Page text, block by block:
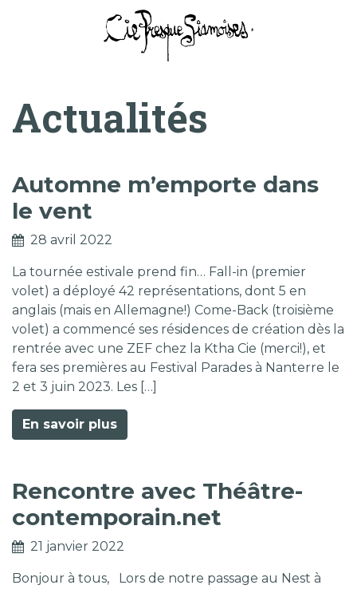
Actualités
Automne m’emporte dans
le vent
28 avril 2022
La tournée estivale prend fin… Fall-in (premier
volet) a déployé 42 représentations, dont 5 en
anglais (mais en Allemagne!) Come-Back (troisième
volet) a commencé ses résidences de création dès la
rentrée avec une ZEF chez la Ktha Cie (merci!), et
fera ses premières au Festival Parades à Nanterre le
2 et 3 juin 2023. Les […]
En savoir plus
Rencontre avec Théâtre-
contemporain.net
21 janvier 2022
Bonjour à tous, Lors de notre passage au Nest à